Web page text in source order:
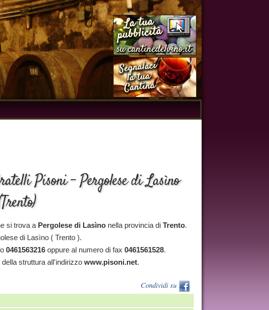
Pisoni - Pergolese di Lasìno
si trova a Pergolese di Lasìno nella provincia di Trento.
di Lasìno ( Trento ).
0461563216 oppure al numero di fax 0461561528.
struttura all'indirizzo www.pisoni.net.
Condividi su